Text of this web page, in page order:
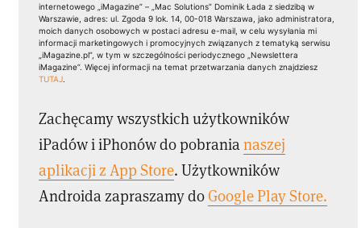
internetowego „iMagazine” – „Mac Solutions” Dominik Łada z siedzibą w
Warszawie, adres: ul. Zgoda 9 lok. 14, 00-018 Warszawa, jako administratora,
moich danych osobowych w postaci adresu e-mail, w celu wysyłania mi
informacji marketingowych i promocyjnych związanych z tematyką serwisu
„iMagazine.pl”, w tym w szczególności periodycznego „Newslettera
iMagazine”. Więcej informacji na temat przetwarzania danych znajdziesz
TUTAJ.
Zachęcamy wszystkich użytkowników
iPadów i iPhonów do pobranianaszej
aplikacji z App Store. Użytkowników
Androida zapraszamy do Google Play Store.